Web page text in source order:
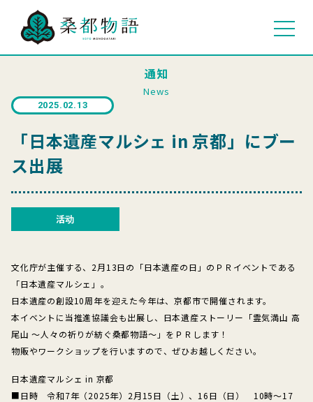
通知
News
2025.02.13
「日本遺産マルシェ in 京都」にブー
ス出展
活动
文化庁が主催する、2月13日の「日本遺産の日」のＰＲイベントである
「日本遺産マルシェ」。
日本遺産の創設10周年を迎えた今年は、京都市で開催されます。
本イベントに当推進協議会も出展し、日本遺産ストーリー「霊気満山 高
尾山 ～人々の祈りが紡ぐ桑都物語～」をＰＲします！
物販やワークショップを行いますので、ぜひお越しください。
日本遺産マルシェ in 京都
■日時 令和7年（2025年）2月15日（土）、16日（日） 10時～17